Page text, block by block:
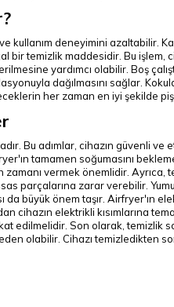
deneyimini azaltabilir.
temizlik maddesidir. Bu işlem,
yardımcı olabilir. Boş
dağılmasını sağlar.
her zaman en iyi şekilde
Bu adımlar, cihazın güvenli
tamamen soğumasını
vermek önemlidir. Ayrıca,
parçalarına zarar verebilir.
da büyük önem taşır. Airfryer'ın
elektrikli kısımlarına
edilmelidir. Son olarak, temizlik
olabilir. Cihazı temizledikten